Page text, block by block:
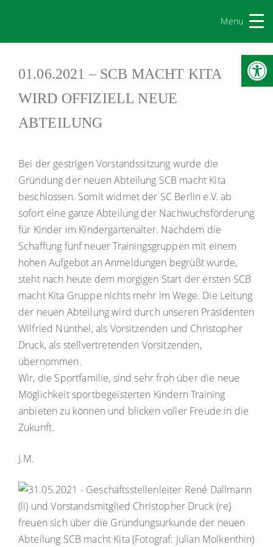
Menu
01.06.2021 – SCB MACHT KITA
WIRD OFFIZIELL NEUE
ABTEILUNG
Bei der gestrigen Vorstandssitzung wurde die
Gründung der neuen Abteilung SCB macht Kita
beschlossen. Somit widmet der SC Berlin e.V. ab
sofort eine ganze Abteilung der Nachwuchsförderung
für Kinder im Kindergartenalter. Nachdem die
Schaffung fünf neuer Trainingsgruppen mit einem
hohen Aufgebot an Anmeldungen begrüßt wurde,
steht nach heute dem morgigen Start der ersten SCB
macht Kita Gruppe nichts mehr im Wege. Die Leitung
der neuen Abteilung wird durch unseren Präsidenten
Wilfried Nünthel, als Vorsitzenden und Christopher
Druck, als stellvertretenden Vorsitzenden,
übernommen.
Wir, die Sportfamilie, sind sehr froh über die neue
Möglichkeit sportbegeisterten Kindern Training
anbieten zu können und blicken voller Freude in die
Zukunft.
J.M.